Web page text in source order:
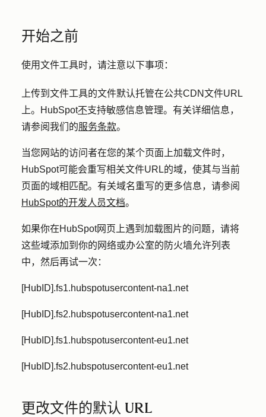
开始之前
使用文件工具时，请注意以下事项：
上传到文件工具的文件默认托管在公共CDN文件URL
上。HubSpot不支持敏感信息管理。有关详细信息，
请参阅我们的服务条款。
当您网站的访问者在您的某个页面上加载文件时，
HubSpot可能会重写相关文件URL的域，使其与当前
页面的域相匹配。有关域名重写的更多信息，请参阅
HubSpot的开发人员文档。
如果你在HubSpot网页上遇到加载图片的问题，请将
这些域添加到你的网络或办公室的防火墙允许列表
中，然后再试一次：
[HubID].fs1.hubspotusercontent-na1.net
[HubID].fs2.hubspotusercontent-na1.net
[HubID].fs1.hubspotusercontent-eu1.net
[HubID].fs2.hubspotusercontent-eu1.net
更改文件的默认 URL